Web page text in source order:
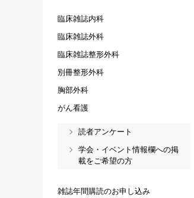
臨床雑誌内科
臨床雑誌外科
臨床雑誌整形外科
別冊整形外科
胸部外科
がん看護
読者アンケート
学会・イベント情報欄への掲
載をご希望の方
雑誌年間購読のお申し込み